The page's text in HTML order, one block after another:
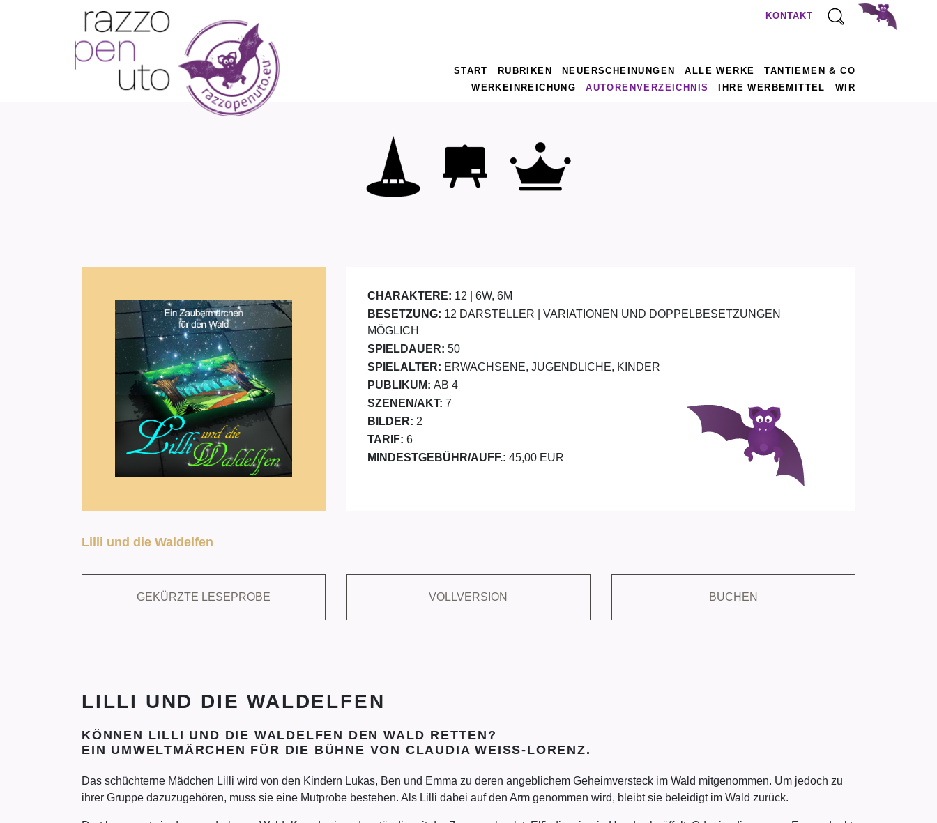
KONTAKT
START RUBRIKEN NEUERSCHEINUNGEN ALLE WERKE
TANTIEMEN & CO
WERKEINREICHUNG
AUTORENVERZEICHNIS IHRE WERBEMITTEL WIR
CHARAKTERE: 12 | 6W, 6M
BESETZUNG: 12 DARSTELLER | VARIATIONEN UND DOPPELBESETZUNGEN
MÖGLICH
SPIELDAUER: 50
SPIELALTER: ERWACHSENE, JUGENDLICHE, KINDER
PUBLIKUM: AB 4
SZENEN/AKT: 7
BILDER: 2
TARIF: 6
MINDESTGEBÜHR/AUFF.: 45,00 EUR
Lilli und die Waldelfen
GEKÜRZTE LESEPROBE VOLLVERSION BUCHEN
LILLI UND DIE WALDELFEN
KÖNNEN LILLI UND DIE WALDELFEN DEN WALD RETTEN?
EIN UMWELTMÄRCHEN FÜR DIE BÜHNE VON CLAUDIA WEISS-LORENZ.
Das schüchterne Mädchen Lilli wird von den Kindern Lukas, Ben und Emma zu deren angeblichem Geheimversteck im Wald mitgenommen. Um jedoch zu
ihrer Gruppe dazuzugehören, muss sie eine Mutprobe bestehen. Als Lilli dabei auf den Arm genommen wird, bleibt sie beleidigt im Wald zurück.